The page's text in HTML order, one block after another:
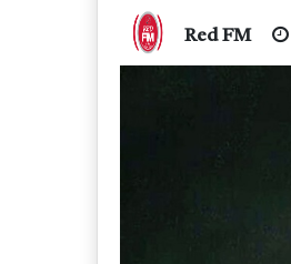
Red FM